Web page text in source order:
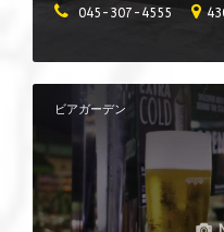
045-307-4555
ビアガーデン